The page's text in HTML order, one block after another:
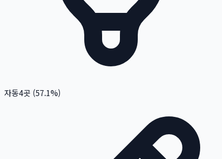
자동4곳 (57.1%)